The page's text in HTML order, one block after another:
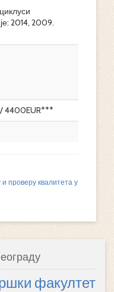
2014, 2009.
4400EUR***
проверу квалитета у
факултет